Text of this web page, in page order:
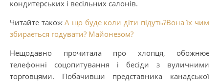
кондитерських і весільних салонів.
Читайте такожА що буде коли діти підуть?Вона їх чим
збирається годувати? Майонезом?
Нещодавно прочитала про хлопця, обожнює
телефонні соцопитування і бесіди з вуличними
торговцями. Побачивши представника канадської